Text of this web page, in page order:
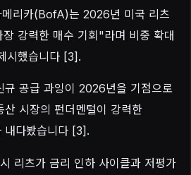
리카(BofA)는 2026년 미국 리츠
강력한 매수 기회"라며 비중 확대
시했습니다 [3].
규 공급 과잉이 2026년을 기점으로
산 시장의 펀더멘털이 강력한
내다봤습니다 [3].
리츠가 금리 인하 사이클과 저평가